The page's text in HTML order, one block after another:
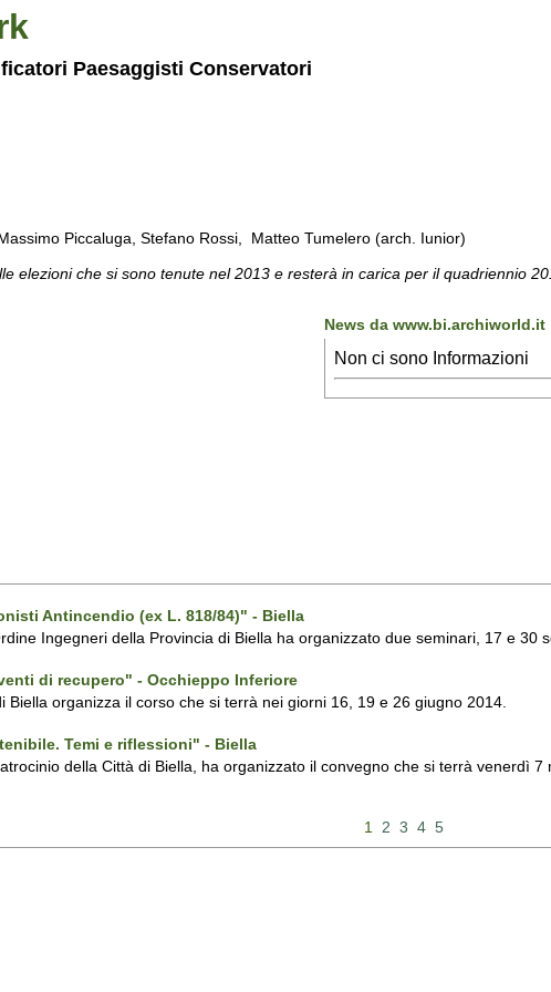
Paesaggisti Conservatori
Piccaluga, Stefano Rossi, Matteo Tumelero (arch. Iunior)
elezioni che si sono tenute nel 2013 e resterà in carica per il quadriennio
News da www.bi.archiworld.it
Non ci sono Informazioni
Antincendio (ex L. 818/84)" - Biella
Ingegneri della Provincia di Biella ha organizzato due seminari, 17 e 30
di recupero" - Occhieppo Inferiore
Biella organizza il corso che si terrà nei giorni 16, 19 e 26 giugno 2014.
Temi e riflessioni" - Biella
della Città di Biella, ha organizzato il convegno che si terrà venerdì
1 2 3 4 5